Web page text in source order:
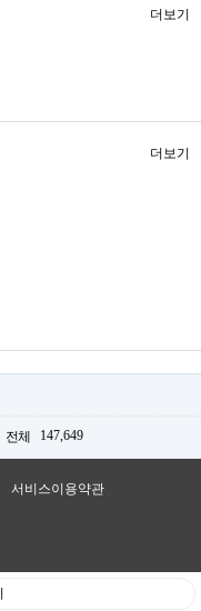
더보기
더보기
전체 147,649
서비스이용약관